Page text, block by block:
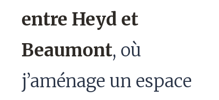
entre Heyd et
Beaumont, où
j’aménage un espace